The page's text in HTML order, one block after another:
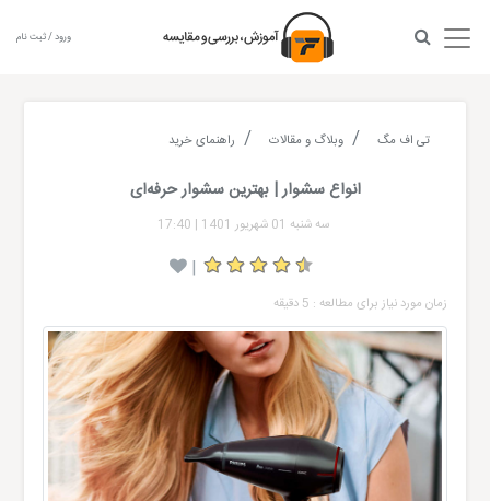
ورود / ثبت نام
تی اف مگ وبلاگ و مقالات راهنمای خرید
انواع سشوار | بهترین سشوار حرفه‌ای
سه شنبه 01 شهریور 1401 |
17:40
|
زمان مورد نیاز برای مطالعه : 5 دقیقه